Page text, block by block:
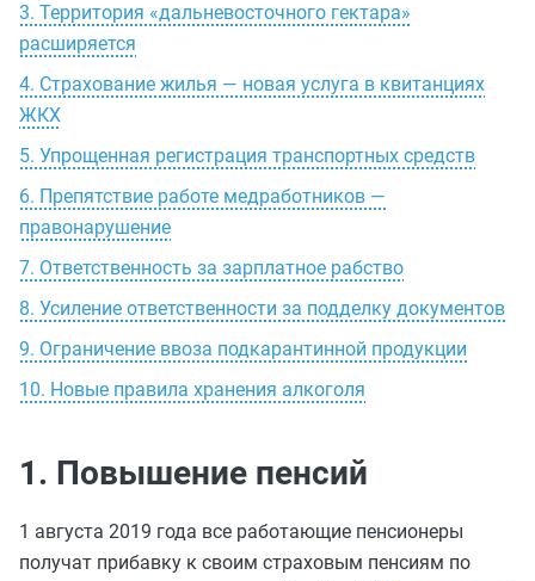
3. Территория «дальневосточного гектара»
расширяется
4. Страхование жилья — новая услуга в квитанциях
ЖКХ
5. Упрощенная регистрация транспортных средств
6. Препятствие работе медработников —
правонарушение
7. Ответственность за зарплатное рабство
8. Усиление ответственности за подделку документов
9. Ограничение ввоза подкарантинной продукции
10. Новые правила хранения алкоголя
1. Повышение пенсий
1 августа 2019 года все работающие пенсионеры
получат прибавку к своим страховым пенсиям по